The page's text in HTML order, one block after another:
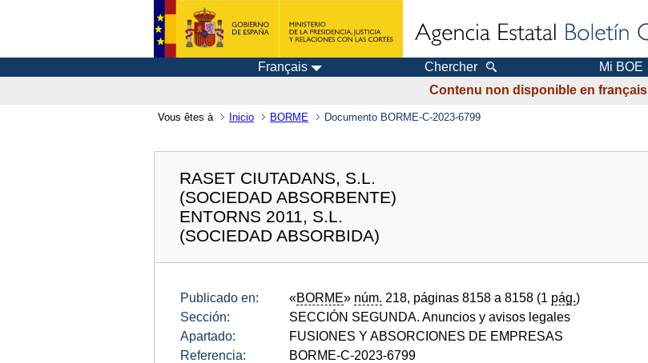
Français Chercher Mi BOE
Contenu non disponible en français
Vous êtes à Inicio BORME Documento BORME-C-2023-6799
RASET CIUTADANS, S.L.
(SOCIEDAD ABSORBENTE)
ENTORNS 2011, S.L.
(SOCIEDAD ABSORBIDA)
Publicado en: «BORME» núm. 218, páginas 8158 a 8158 (1 pág.)
Sección:
SECCIÓN SEGUNDA. Anuncios y avisos legales
Apartado:
FUSIONES Y ABSORCIONES DE EMPRESAS
Referencia:
BORME-C-2023-6799